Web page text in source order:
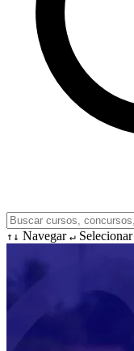
↑↓ Navegar ↵ Selecionar